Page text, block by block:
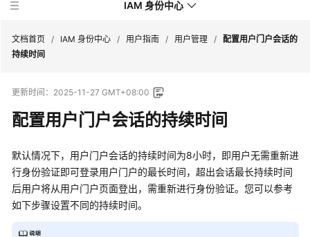
IAM 身份中心
新
动
态
产
品
介
绍
文档首页 / IAM 身份中心 / 用户指南 / 用户管理 /
配置用户门户会话的
持续时间
更新时间： 2025-11-27 GMT+08:00
配置用户门户会话的持续时间
默认情况下，用户门户会话的持续时间为8小时，即用户无需重新进
行身份验证即可登录用户门户的最长时间，超出会话最长持续时间
后用户将从用户门户页面登出，需重新进行身份验证。您可以参考
如下步骤设置不同的持续时间。